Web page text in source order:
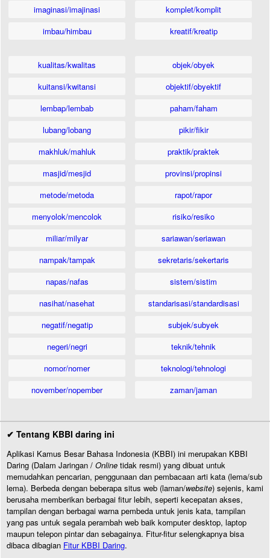
imaginasi/imajinasi
imbau/himbau
komplet/komplit
kreatif/kreatip
kualitas/kwalitas
kuitansi/kwitansi
lembap/lembab
lubang/lobang
makhluk/mahluk
masjid/mesjid
metode/metoda
menyolok/mencolok
miliar/milyar
nampak/tampak
napas/nafas
nasihat/nasehat
negatif/negatip
negeri/negri
nomor/nomer
november/nopember
objek/obyek
objektif/obyektif
paham/faham
pikir/fikir
praktik/praktek
provinsi/propinsi
rapot/rapor
risiko/resiko
sariawan/seriawan
sekretaris/sekertaris
sistem/sistim
standarisasi/standardisasi
subjek/subyek
teknik/tehnik
teknologi/tehnologi
zaman/jaman
✔ Tentang KBBI daring ini
Aplikasi Kamus Besar Bahasa Indonesia (KBBI) ini merupakan KBBI
Daring (Dalam Jaringan / Online tidak resmi) yang dibuat untuk
memudahkan pencarian, penggunaan dan pembacaan arti kata (lema/sub
lema). Berbeda dengan beberapa situs web (laman/website) sejenis, kami
berusaha memberikan berbagai fitur lebih, seperti kecepatan akses,
tampilan dengan berbagai warna pembeda untuk jenis kata, tampilan
yang pas untuk segala perambah web baik komputer desktop, laptop
maupun telepon pintar dan sebagainya. Fitur-fitur selengkapnya bisa
dibaca dibagian Fitur KBBI Daring.